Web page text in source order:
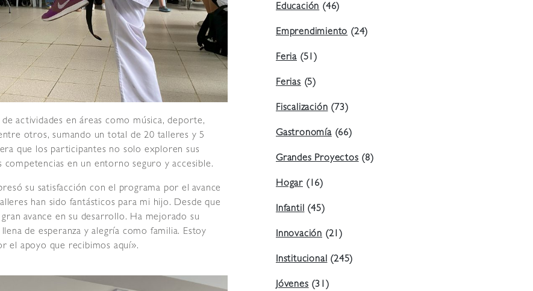
actividades en áreas como música, deporte,
otros, sumando un total de 20 talleres y 5
que los participantes no solo exploren sus
en un entorno seguro y accesible.
su satisfacción con el programa por el avance
han sido fantásticos para mi hijo. Desde que
avance en su desarrollo. Ha mejorado su
de esperanza y alegría como familia. Estoy
el apoyo que recibimos aquí».
Educación(46)
Emprendimiento(24)
Feria (51)
Ferias(5)
Fiscalización(73)
Gastronomía(66)
Grandes Proyectos(8)
Hogar (16)
Infantil(45)
Innovación (21)
Institucional(245)
Jóvenes(31)